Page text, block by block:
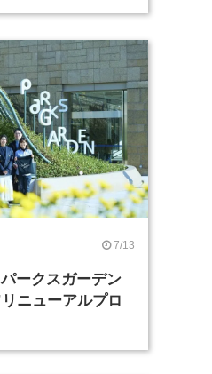
7/13
ークスガーデン
ニューアルプロ